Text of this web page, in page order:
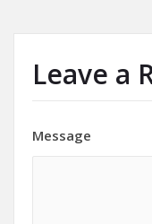
Leave a
Message